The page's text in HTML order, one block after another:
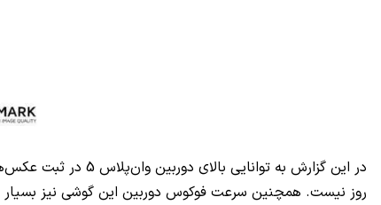
در این گزارش به
روز نیست. همچنین سرعت فوکوس دوربین این گوشی نیز